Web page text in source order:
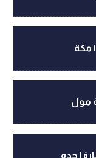
| مكة
مول
| جده